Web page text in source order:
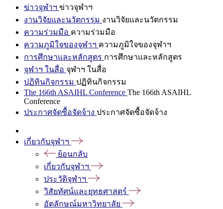
ข่าวจุฬาฯ ข่าวจุฬาฯ
งานวิจัยและนวัตกรรม งานวิจัยและนวัตกรรม
ความร่วมมือ ความร่วมมือ
ความภูมิใจของจุฬาฯ ความภูมิใจของจุฬาฯ
การศึกษาและหลักสูตร การศึกษาและหลักสูตร
จุฬาฯ ในสื่อ จุฬาฯ ในสื่อ
ปฏิทินกิจกรรม ปฏิทินกิจกรรม
The 166th ASAIHL Conference The 166th ASAIHL
Conference
ประกาศจัดซื้อจัดจ้าง ประกาศจัดซื้อจัดจ้าง
เกี่ยวกับจุฬาฯ
ย้อนกลับ
เกี่ยวกับจุฬาฯ
ประวัติจุฬาฯ
วิสัยทัศน์และยุทธศาสตร์
อัตลักษณ์มหาวิทยาลัย